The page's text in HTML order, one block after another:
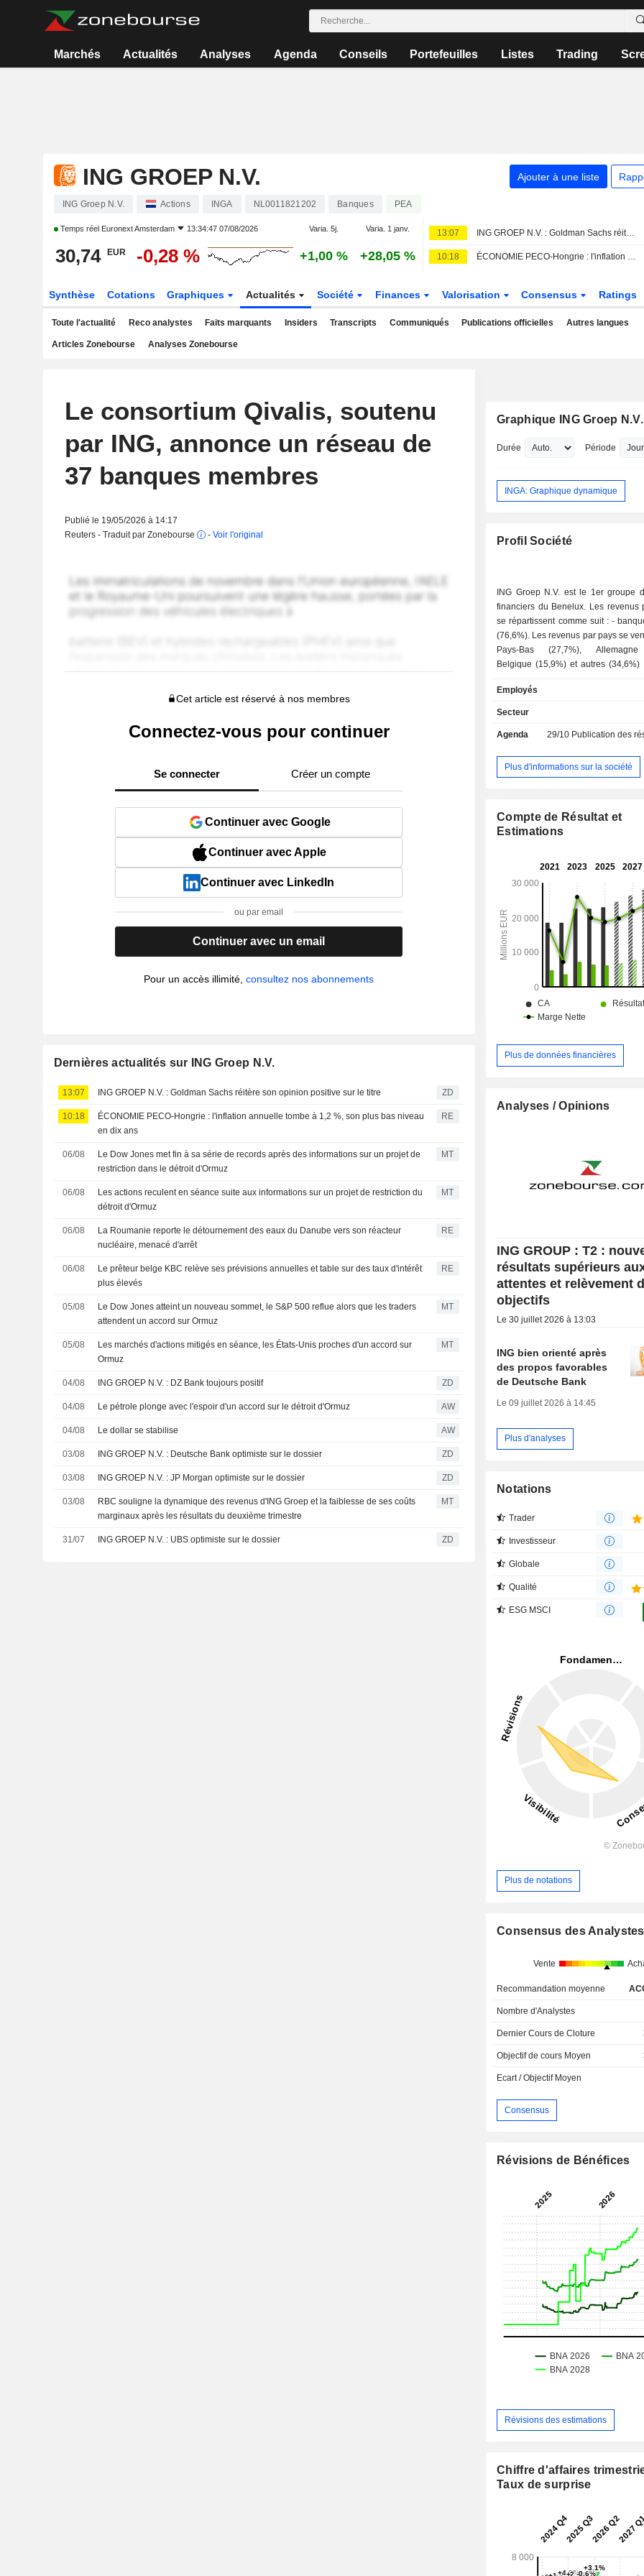
Marchés Actualités Analyses Agenda Conseils Portefeuilles Listes Trading
ING GROEP N.V. Ajouter à une liste
ING Groep N.V. Actions INGA NL0011821202 Banques PEA
Temps réel Euronext Amsterdam 13:34:47 07/08/2026 Varia. 5j. Varia. 1 janv.
30,74 EUR -0,28 % +1,00 % +28,05 %
13:07 ING GROEP N.V. : Goldman Sachs réitère son opinion positive sur le titre
10:18 ÉCONOMIE PECO-Hongrie : l'inflation annuelle tombe à 1,2 %, son plus bas niveau en dix ans
Synthèse Cotations Graphiques Actualités Société Finances Valorisation Consensus Ratings
Toute l'actualité Reco analystes Faits marquants Insiders Transcripts Communiqués Publications officielles Autres langues
Articles Zonebourse Analyses Zonebourse
Le consortium Qivalis, soutenu
par ING, annonce un réseau de
37 banques membres
Publié le 19/05/2026 à 14:17
Reuters - Traduit par Zonebourse
- Voir l'original
Cet article est réservé à nos membres
Connectez-vous pour continuer
Se connecter Créer un compte
Continuer avec Google
Continuer avec Apple
Continuer avec LinkedIn
ou par email
Continuer avec un email
Pour un accès illimité,consultez nos abonnements
Dernières actualités sur ING Groep N.V.
13:07 ING GROEP N.V. : Goldman Sachs réitère son opinion positive sur le titre ZD
10:18
ÉCONOMIE PECO-Hongrie : l'inflation annuelle tombe à 1,2 %, son plus bas niveau
en dix ans
RE
06/08
Le Dow Jones met fin à sa série de records après des informations sur un projet de
restriction dans le détroit d'Ormuz
MT
06/08
Les actions reculent en séance suite aux informations sur un projet de restriction du
détroit d'Ormuz
MT
06/08
La Roumanie reporte le détournement des eaux du Danube vers son réacteur
nucléaire, menacé d'arrêt
RE
06/08
Le prêteur belge KBC relève ses prévisions annuelles et table sur des taux d'intérêt
plus élevés
RE
05/08
Le Dow Jones atteint un nouveau sommet, le S&P 500 reflue alors que les traders
attendent un accord sur Ormuz
MT
05/08
Les marchés d'actions mitigés en séance, les États-Unis proches d'un accord sur
Ormuz
MT
04/08 ING GROEP N.V. : DZ Bank toujours positif ZD
04/08 Le pétrole plonge avec l'espoir d'un accord sur le détroit d'Ormuz AW
04/08 Le dollar se stabilise AW
03/08 ING GROEP N.V. : Deutsche Bank optimiste sur le dossier ZD
03/08 ING GROEP N.V. : JP Morgan optimiste sur le dossier ZD
03/08
RBC souligne la dynamique des revenus d'ING Groep et la faiblesse de ses coûts
marginaux après les résultats du deuxième trimestre
MT
31/07 ING GROEP N.V. : UBS optimiste sur le dossier ZD
Graphique ING Groep N.V.
Durée Période
INGA: Graphique dynamique
Profil Société
ING Groep N.V. est le 1er groupe
financiers du Benelux. Les revenus
se répartissent comme suit : - banque de détail
(76,6%). Les revenus par pays se
Pays-Bas (27,7%),
Belgique (15,9%) et autres (34,6%) ; -
groupe gère 721,4 MdsEUR
dépôts et 721,7 MdsEUR d'encours
Employés
Secteur
Agenda 29/10 Publication des résultats
Plus d'informations sur la société
Compte de Résultat et
Estimations
Plus de données financières
Analyses / Opinions
ING GROUP : T2 :
résultats supérieurs
attentes et relèvement
objectifs
Le 30 juillet 2026 à 13:03
ING bien orienté après
des propos favorables
de Deutsche Bank
Le 09 juillet 2026 à 14:45
Plus d'analyses
Notations
Trader
Investisseur
Globale
Qualité
ESG MSCI
Plus de notations
Consensus des Analystes
Vente
Recommandation moyenne
Nombre d'Analystes
Dernier Cours de Cloture
Objectif de cours Moyen
Ecart / Objectif Moyen
Consensus
Révisions de Bénéfices
Révisions des estimations
Chiffre d'affaires
Taux de surprise